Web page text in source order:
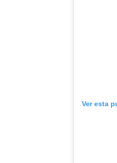
Ver esta